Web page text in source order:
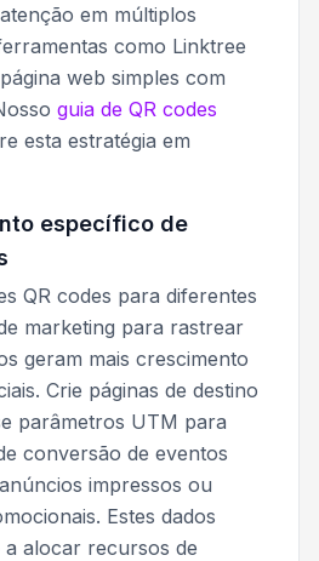
em múltiplos
como Linktree
web simples com
guia de QR codes
esta estratégia em
específico de
QR codes para diferentes
marketing para rastrear
geram mais crescimento
Crie páginas de destino
parâmetros UTM para
conversão de eventos
impressos ou
Estes dados
a alocar recursos de